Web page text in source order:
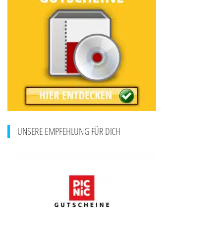
UNSERE EMPFEHLUNG FÜR DICH